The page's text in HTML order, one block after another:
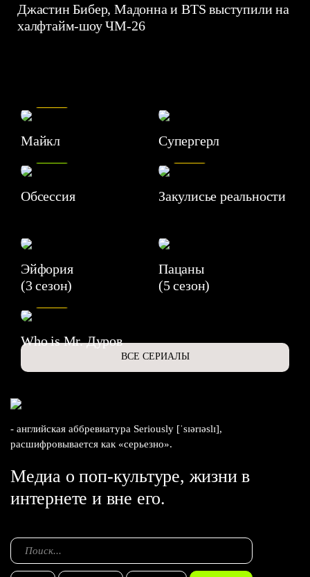
Джастин Бибер, Мадонна и BTS выступили на
халфтайм-шоу ЧМ-26
Майкл Супергерл
Обсессия
7.1
Закулисье реальности
Эйфория
(3 сезон)
Пацаны
(5 сезон)
Who is Mr. Дуров
ВСЕ СЕРИАЛЫ
- английская аббревиатура Seriously [ˈsɪərɪəslɪ],
расшифровывается как «серьезно».
Медиа о поп-культуре, жизни в
интернете и вне его.